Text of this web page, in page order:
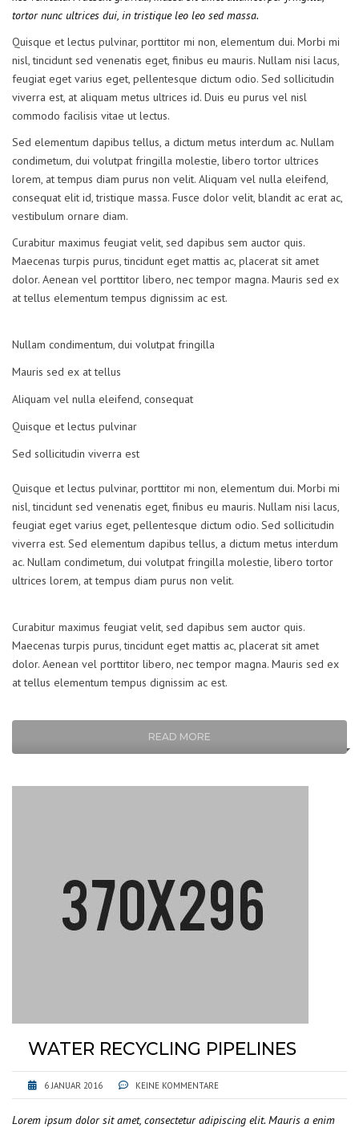
tortor nunc ultrices dui, in tristique leo leo sed massa.
Quisque et lectus pulvinar, porttitor mi non, elementum dui. Morbi mi
nisl, tincidunt sed venenatis eget, finibus eu mauris. Nullam nisi lacus,
feugiat eget varius eget, pellentesque dictum odio. Sed sollicitudin
viverra est, at aliquam metus ultrices id. Duis eu purus vel nisl
commodo facilisis vitae ut lectus.
Sed elementum dapibus tellus, a dictum metus interdum ac. Nullam
condimetum, dui volutpat fringilla molestie, libero tortor ultrices
lorem, at tempus diam purus non velit. Aliquam vel nulla eleifend,
consequat elit id, tristique massa. Fusce dolor velit, blandit ac erat ac,
vestibulum ornare diam.
Curabitur maximus feugiat velit, sed dapibus sem auctor quis.
Maecenas turpis purus, tincidunt eget mattis ac, placerat sit amet
dolor. Aenean vel porttitor libero, nec tempor magna. Mauris sed ex
at tellus elementum tempus dignissim ac est.
Nullam condimentum, dui volutpat fringilla
Mauris sed ex at tellus
Aliquam vel nulla eleifend, consequat
Quisque et lectus pulvinar
Sed sollicitudin viverra est
Quisque et lectus pulvinar, porttitor mi non, elementum dui. Morbi mi
nisl, tincidunt sed venenatis eget, finibus eu mauris. Nullam nisi lacus,
feugiat eget varius eget, pellentesque dictum odio. Sed sollicitudin
viverra est. Sed elementum dapibus tellus, a dictum metus interdum
ac. Nullam condimetum, dui volutpat fringilla molestie, libero tortor
ultrices lorem, at tempus diam purus non velit.
Curabitur maximus feugiat velit, sed dapibus sem auctor quis.
Maecenas turpis purus, tincidunt eget mattis ac, placerat sit amet
dolor. Aenean vel porttitor libero, nec tempor magna. Mauris sed ex
at tellus elementum tempus dignissim ac est.
READ MORE
WATER RECYCLING PIPELINES
6 JANUAR 2016 KEINE KOMMENTARE
Lorem ipsum dolor sit amet, consectetur adipiscing elit. Mauris a enim